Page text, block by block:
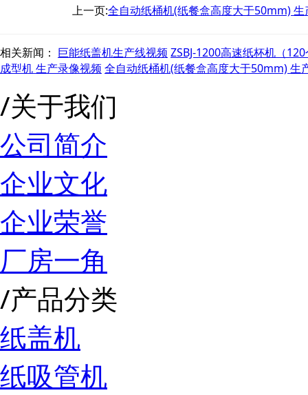
上一页:全自动纸桶机(纸餐盒高度大于50mm)
相关新闻： 巨能纸盖机生产线视频 ZSBJ-1200高速纸杯机（
成型机 生产录像视频 全自动纸桶机(纸餐盒高度大于50mm) 生
/关于我们
公司简介
企业文化
企业荣誉
厂房一角
/产品分类
纸盖机
纸吸管机